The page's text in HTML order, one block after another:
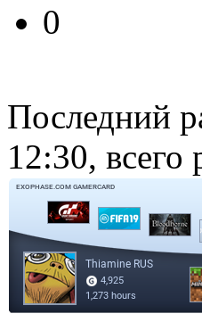
0
Последний
12:30, всего